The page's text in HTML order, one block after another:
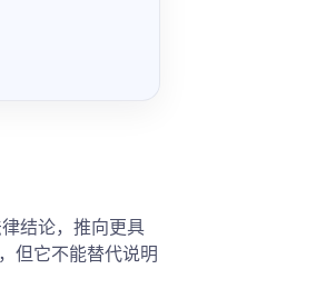
结论，推向更具
但它不能替代说明